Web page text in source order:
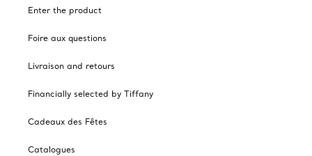
Enter the product
Foire aux questions
Livraison and retours
Financially selected by Tiffany
Cadeaux des Fêtes
Catalogues